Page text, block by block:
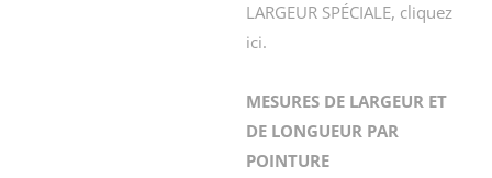
LARGEUR SPÉCIALE, cliquez
ici.
MESURES DE LARGEUR ET
DE LONGUEUR PAR
POINTURE